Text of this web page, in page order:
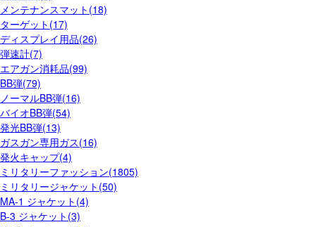
メンテナンスマット(18)
ターゲット(17)
ディスプレイ用品(26)
弾速計(7)
エアガン消耗品(99)
BB弾(79)
ノーマルBB弾(16)
バイオBB弾(54)
発光BB弾(13)
ガスガン専用ガス(16)
発火キャップ(4)
ミリタリーファッション(1805)
ミリタリージャケット(50)
MA-1 ジャケット(4)
B-3 ジャケット(3)